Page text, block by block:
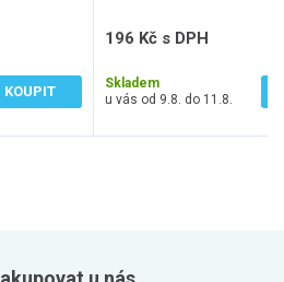
KOUPIT
196 Kč s DPH
Skladem
u vás od 9.8. do 11.8.